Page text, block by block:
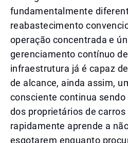
fundamentalmente
reabastecimento
operação concentrada e
gerenciamento contínuo
infraestrutura já é capaz
de alcance, ainda assim,
consciente continua
dos proprietários de
rapidamente aprende a
esgotarem enquanto